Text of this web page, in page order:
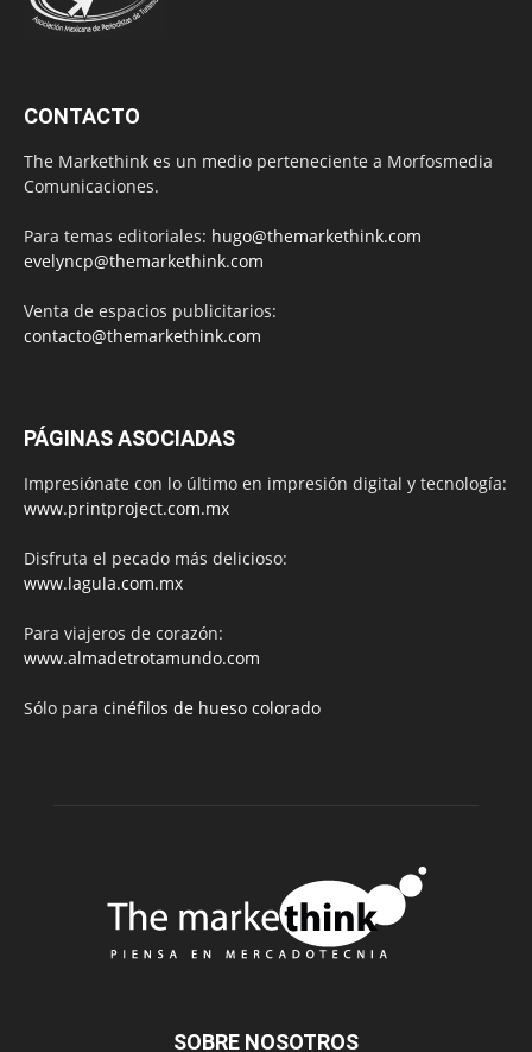
CONTACTO
The Markethink es un medio perteneciente a Morfosmedia
Comunicaciones.
Para temas editoriales: hugo@themarkethink.com
evelyncp@themarkethink.com
Venta de espacios publicitarios:
contacto@themarkethink.com
PÁGINAS ASOCIADAS
Impresiónate con lo último en impresión digital y tecnología:
www.printproject.com.mx
Disfruta el pecado más delicioso:
www.lagula.com.mx
Para viajeros de corazón:
www.almadetrotamundo.com
Sólo para cinéfilos de hueso colorado
SOBRE NOSOTROS